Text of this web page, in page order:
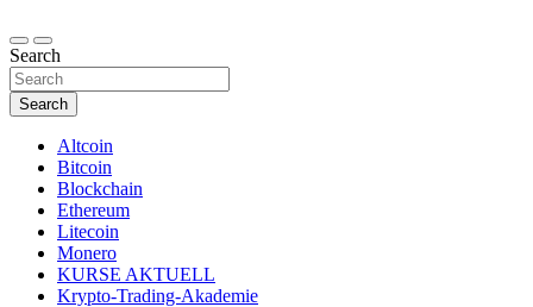
Search
Search
Altcoin
Bitcoin
Blockchain
Ethereum
Litecoin
Monero
KURSE AKTUELL
Krypto-Trading-Akademie